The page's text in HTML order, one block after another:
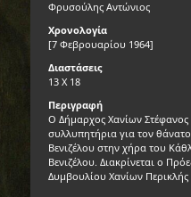
Φρυσούλης Αντώνιος
Χρονολογία
[7 Φεβρουαρίου 1964]
Διαστάσεις
13 Χ 18
Περιγραφή
Ο Δήμαρχος Χανίων Στέφανος
συλλυπητήρια για τον
Βενιζέλου στην χήρα του
Βενιζέλου. Διακρίνεται ο
Δυμβουλίου Χανίων Περικλής